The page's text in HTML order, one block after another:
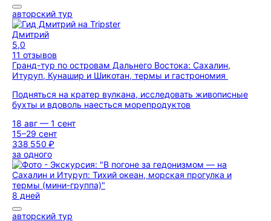
авторский тур
Дмитрий
5,0
11 отзывов
Гранд-тур по островам Дальнего Востока: Сахалин,
Итуруп, Кунашир и Шикотан, термы и гастрономия
Подняться на кратер вулкана, исследовать живописные
бухты и вдоволь наесться морепродуктов
18 авг — 1 сент
15–29 сент
338 550 ₽
за одного
8 дней
авторский тур